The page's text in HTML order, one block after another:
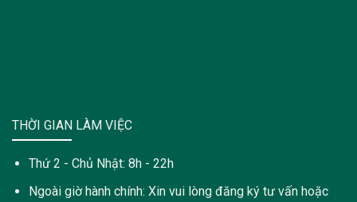
THỜI GIAN LÀM VIỆC
Thứ 2 - Chủ Nhật: 8h - 22h
Ngoài giờ hành chính: Xin vui lòng đăng ký tư vấn hoặc